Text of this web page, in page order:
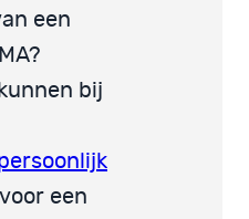
een
bij
een